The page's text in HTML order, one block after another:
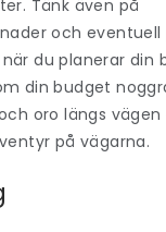
Tänk även på
och
du planerar din
din budget
oro längs
på vägarna.